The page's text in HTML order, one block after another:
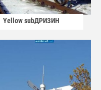
Yellow subДРИЗИН